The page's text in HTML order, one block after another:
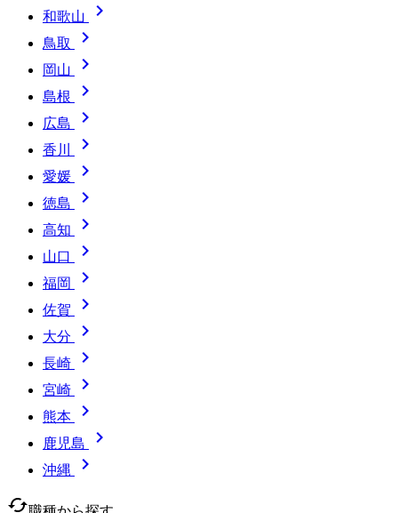
和歌山 
鳥取 
岡山 
島根 
広島 
香川 
愛媛 
徳島 
高知 
山口 
福岡 
佐賀 
大分 
長崎 
宮崎 
熊本 
鹿児島 
沖縄

cached